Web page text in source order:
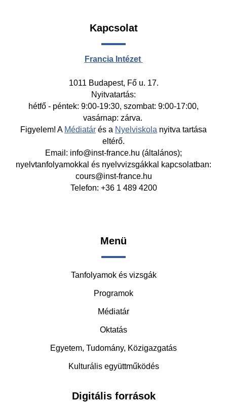
Kapcsolat
Francia Intézet
1011 Budapest, Fő u. 17.
Nyitvatartás:
hétfő - péntek: 9:00-19:30, szombat: 9:00-17:00,
vasárnap: zárva.
Figyelem! A Médiatár és a Nyelviskola nyitva tartása
eltérő.
Email: info@inst-france.hu (általános);
nyelvtanfolyamokkal és nyelvvizsgákkal kapcsolatban:
cours@inst-france.hu
Telefon: +36 1 489 4200
Menü
Tanfolyamok és vizsgák
Programok
Médiatár
Oktatás
Egyetem, Tudomány, Közigazgatás
Kulturális együttműködés
Digitális források